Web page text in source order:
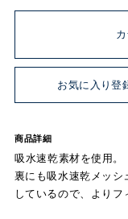
お気に入り登
商品詳細
吸水速乾素材を使用。
裏にも吸水速乾メッシ
しているので、よりフ